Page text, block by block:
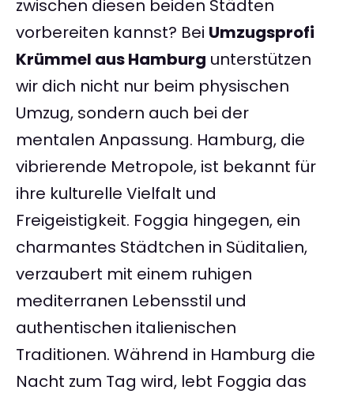
zwischen diesen beiden Städten
vorbereiten kannst? Bei Umzugsprofi
Krümmel aus Hamburg unterstützen
wir dich nicht nur beim physischen
Umzug, sondern auch bei der
mentalen Anpassung. Hamburg, die
vibrierende Metropole, ist bekannt für
ihre kulturelle Vielfalt und
Freigeistigkeit. Foggia hingegen, ein
charmantes Städtchen in Süditalien,
verzaubert mit einem ruhigen
mediterranen Lebensstil und
authentischen italienischen
Traditionen. Während in Hamburg die
Nacht zum Tag wird, lebt Foggia das